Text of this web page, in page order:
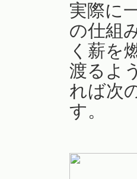
実際に
の仕組
く薪を
渡るよ
れば次
す。